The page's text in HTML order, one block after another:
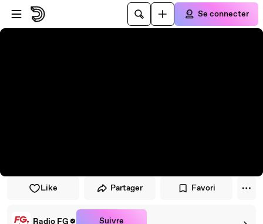
Passer au player
Passer au contenu principal
Se connecter
Like Partager Favori
Radio FG Suivre